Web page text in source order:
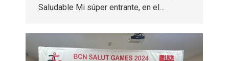
Saludable Mi súper entrante, en el…